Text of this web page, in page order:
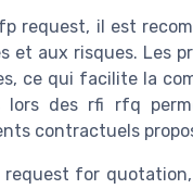
request, il est
et aux risques. Les
ce qui facilite la
lors des rfi rfq
contractuels
for